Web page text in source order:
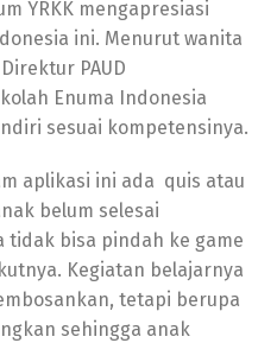
YRKK mengapresiasi
ini. Menurut wanita
PAUD
Enuma Indonesia
sesuai kompetensinya.
aplikasi ini ada quis atau
belum selesai
tidak bisa pindah ke game
Kegiatan belajarnya
tetapi berupa
sehingga anak